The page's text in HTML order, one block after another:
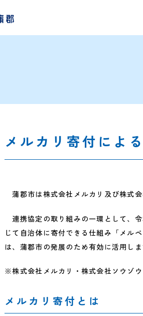
メルカリ寄付によ
蒲郡市は株式会社メルカリ及び株式
連携協定の取り組みの一環として、
じて自治体に寄付できる仕組み「メル
は、蒲郡市の発展のため有効に活用しま
※株式会社メルカリ・株式会社ソウゾウ
メルカリ寄付とは